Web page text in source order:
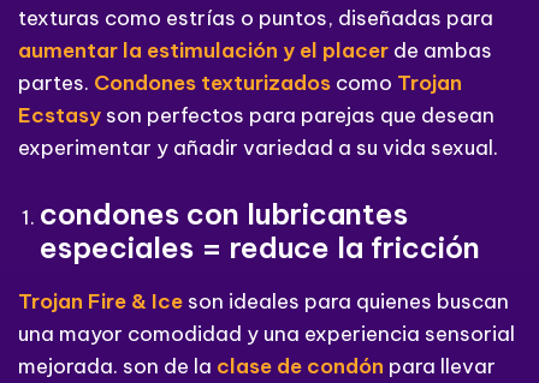
texturas como estrías o puntos, diseñadas para
aumentar la estimulación y el placer de ambas
partes. Condones texturizados como Trojan
Ecstasy son perfectos para parejas que desean
experimentar y añadir variedad a su vida sexual.
condones con lubricantes
especiales = reduce la fricción
Trojan Fire & Ice son ideales para quienes buscan
una mayor comodidad y una experiencia sensorial
mejorada. son de la clase de condón para llevar